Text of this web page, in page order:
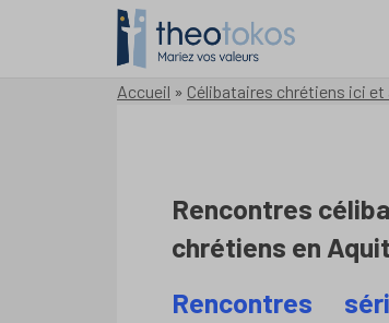
Accueil » Célibataires chrétiens ici et
Rencontres
chrétiens en
Rencontres